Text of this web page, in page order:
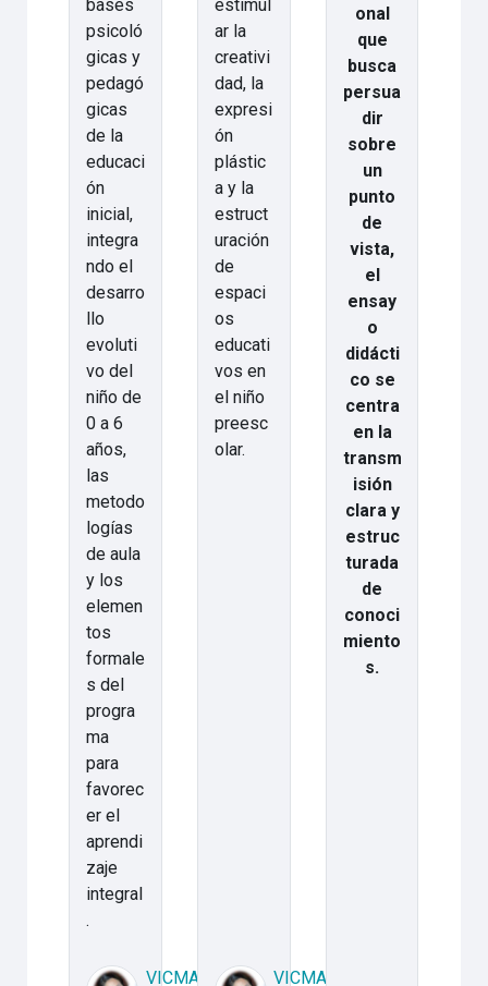
bases
psicoló
gicas y
pedagó
gicas
de la
educaci
ón
inicial,
integra
ndo el
desarro
llo
evoluti
vo del
niño de
0 a 6
años,
las
metodo
logías
de aula
y los
elemen
tos
formale
s del
progra
ma
para
favorec
er el
aprendi
zaje
integral
.
VICMARLLY
estimul
ar la
creativi
dad, la
expresi
ón
plástic
a y la
estruct
uración
de
espaci
os
educati
vos en
el niño
preesc
olar.
VICMARLLY
onal
que
busca
persua
dir
sobre
un
punto
de
vista,
el
ensay
o
didácti
co se
centra
en la
transm
isión
clara y
estruc
turada
de
conoci
miento
s.